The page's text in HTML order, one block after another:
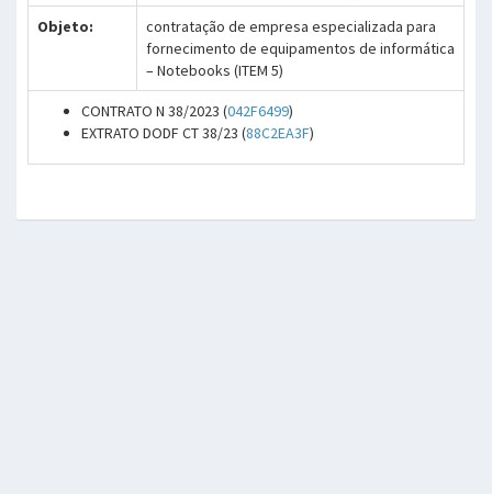
Objeto:
contratação de empresa especializada para
fornecimento de equipamentos de informática
– Notebooks (ITEM 5)
CONTRATO N 38/2023 (042F6499)
EXTRATO DODF CT 38/23 (88C2EA3F)